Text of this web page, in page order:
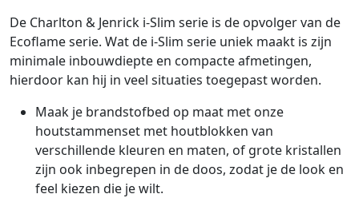
De Charlton & Jenrick i-Slim serie is de opvolger van de
Ecoflame serie. Wat de i-Slim serie uniek maakt is zijn
minimale inbouwdiepte en compacte afmetingen,
hierdoor kan hij in veel situaties toegepast worden.
Maak je brandstofbed op maat met onze
houtstammenset met houtblokken van
verschillende kleuren en maten, of grote kristallen
zijn ook inbegrepen in de doos, zodat je de look en
feel kiezen die je wilt.